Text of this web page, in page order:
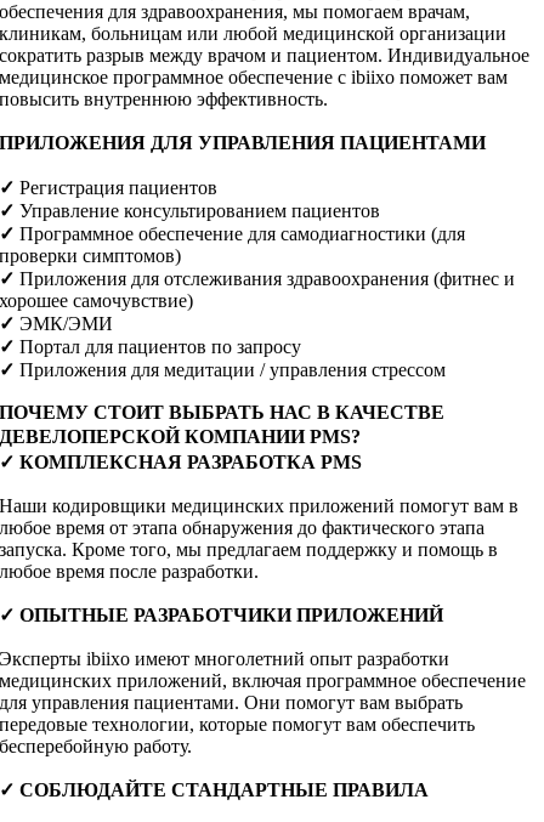
обеспечения для здравоохранения, мы помогаем врачам,
клиникам, больницам или любой медицинской организации
сократить разрыв между врачом и пациентом. Индивидуальное
медицинское программное обеспечение с ibiixo поможет вам
повысить внутреннюю эффективность.
ПРИЛОЖЕНИЯ ДЛЯ УПРАВЛЕНИЯ ПАЦИЕНТАМИ
✓ Регистрация пациентов
✓ Управление консультированием пациентов
✓ Программное обеспечение для самодиагностики (для
проверки симптомов)
✓ Приложения для отслеживания здравоохранения (фитнес и
хорошее самочувствие)
✓ ЭМК/ЭМИ
✓ Портал для пациентов по запросу
✓ Приложения для медитации / управления стрессом
ПОЧЕМУ СТОИТ ВЫБРАТЬ НАС В КАЧЕСТВЕ
ДЕВЕЛОПЕРСКОЙ КОМПАНИИ PMS?
✓ КОМПЛЕКСНАЯ РАЗРАБОТКА PMS
Наши кодировщики медицинских приложений помогут вам в
любое время от этапа обнаружения до фактического этапа
запуска. Кроме того, мы предлагаем поддержку и помощь в
любое время после разработки.
✓ ОПЫТНЫЕ РАЗРАБОТЧИКИ ПРИЛОЖЕНИЙ
Эксперты ibiixo имеют многолетний опыт разработки
медицинских приложений, включая программное обеспечение
для управления пациентами. Они помогут вам выбрать
передовые технологии, которые помогут вам обеспечить
бесперебойную работу.
✓ СОБЛЮДАЙТЕ СТАНДАРТНЫЕ ПРАВИЛА